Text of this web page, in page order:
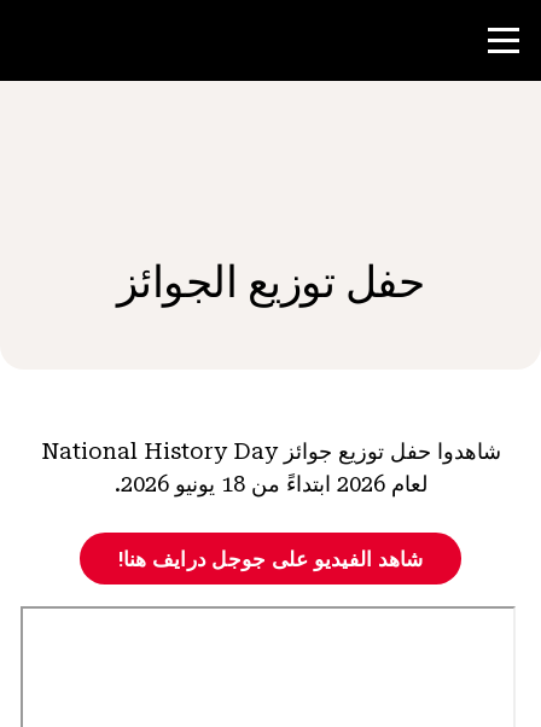
الأخبار و الأحداث
شارك
حفل توزيع الجوائز
شاهدوا حفل توزيع جوائز National History Day
لعام 2026 ابتداءً من 18 يونيو 2026.
شاهد الفيديو على جوجل درايف هنا!